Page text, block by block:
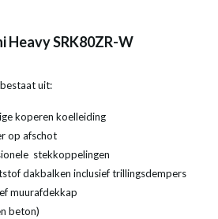
SRK80ZR-W
uit:
koperen koelleiding
op afschot
stekkoppelingen
dakbalken inclusief trillingsdempers
muurafdekkap
beton)